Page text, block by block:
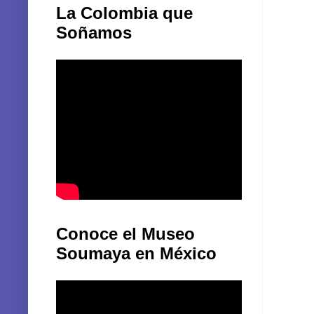
La Colombia que
Soñamos
Conoce el Museo
Soumaya en México